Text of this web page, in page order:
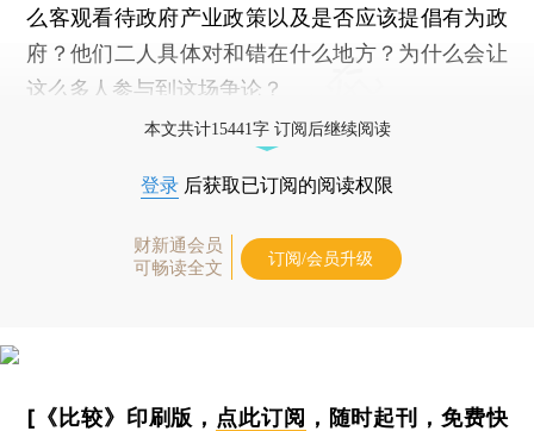
么客观看待政府产业政策以及是否应该提倡有为政
府？他们二人具体对和错在什么地方？为什么会让
这么多人参与到这场争论？
本文共计15441字 订阅后继续阅读
登录 后获取已订阅的阅读权限
财新通会员
可畅读全文
订阅/会员升级
[《比较》印刷版， 点此订阅 ，随时起刊，免费快